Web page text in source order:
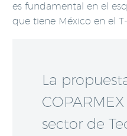
es fundamental en el
que tiene México en el
La
sector de